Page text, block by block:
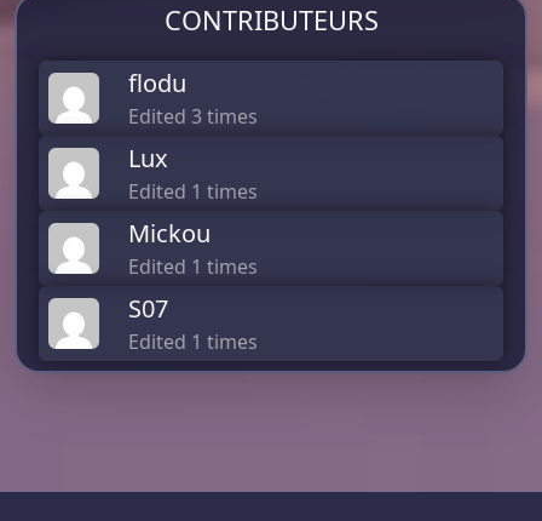
CONTRIBUTEURS
flodu
Edited 3 times
Lux
Edited 1 times
Mickou
Edited 1 times
S07
Edited 1 times